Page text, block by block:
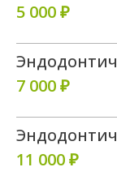
5 000 ₽
7 000 ₽
11 000 ₽